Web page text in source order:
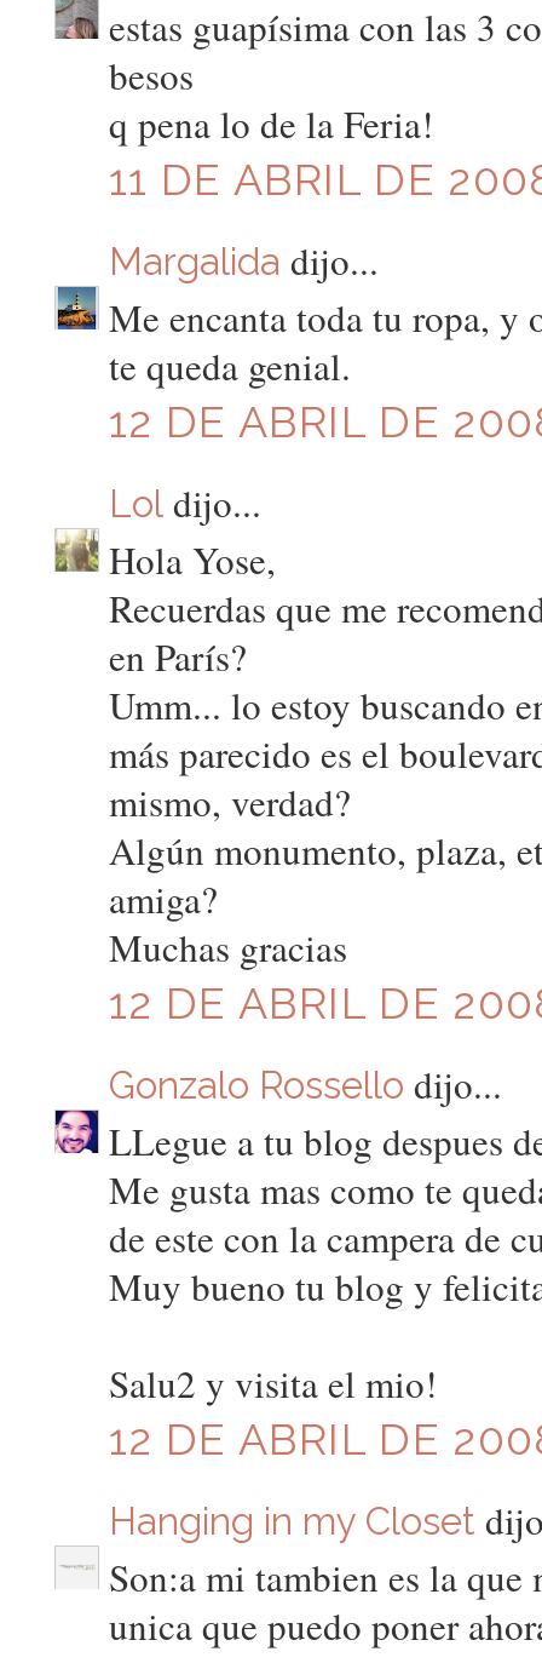
estas guapísima con las 3
besos
q pena lo de la Feria!
11 DE ABRIL DE
Margalida dijo...
Me encanta toda tu ropa, y
te queda genial.
12 DE ABRIL DE
Loldijo...
Hola Yose,
Recuerdas que me
en París?
Umm... lo estoy buscando
más parecido es el
mismo, verdad?
Algún monumento, plaza,
amiga?
Muchas gracias
12 DE ABRIL DE
Gonzalo Rossello dijo...
LLegue a tu blog despues
Me gusta mas como te
de este con la campera de
Muy bueno tu blog y
Salu2 y visita el mio!
12 DE ABRIL DE
Hanging in my Closet
Son:a mi tambien es la que
unica que puedo poner